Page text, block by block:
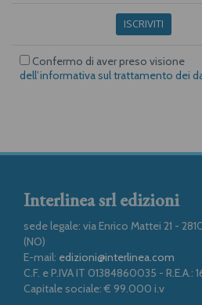
ISCRIVITI
Confermo di aver preso visione
dell’informativa sul trattamento dei
Interlinea srl edizioni
sede legale: via Enrico Mattei 21 -
(NO)
E-mail: edizioni@interlinea.com
C.F. e P.IVA IT 01384860035 - R.E.A.:
Capitale sociale: € 99.000 i.v